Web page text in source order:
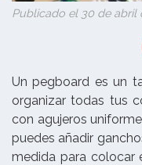
Publicado el 30 de abril
Un pegboard es un
organizar todas tus
con agujeros
puedes añadir
medida para colocar